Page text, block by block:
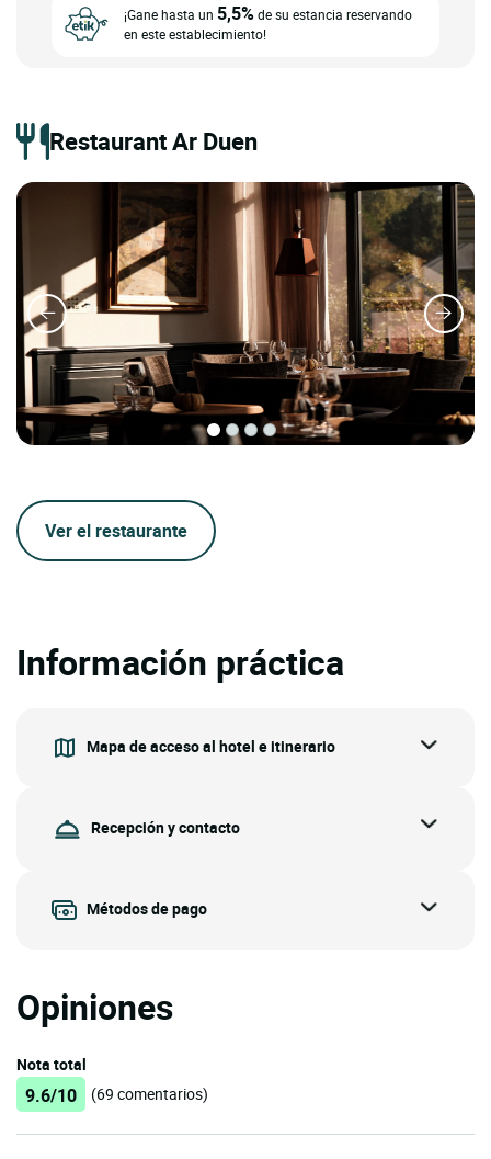
¡Gane hasta un 5,5%de su estancia reservando
en este establecimiento!
Restaurant Ar Duen
Ver el restaurante
Información práctica
Mapa de acceso al hotel e itinerario
Recepción y contacto
Métodos de pago
Opiniones
Nota total
9.6/10 (69 comentarios)